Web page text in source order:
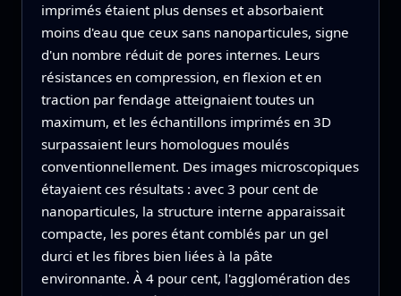
imprimés étaient plus denses et absorbaient
moins d'eau que ceux sans nanoparticules, signe
d'un nombre réduit de pores internes. Leurs
résistances en compression, en flexion et en
traction par fendage atteignaient toutes un
maximum, et les échantillons imprimés en 3D
surpassaient leurs homologues moulés
conventionnellement. Des images microscopiques
étayaient ces résultats : avec 3 pour cent de
nanoparticules, la structure interne apparaissait
compacte, les pores étant comblés par un gel
durci et les fibres bien liées à la pâte
environnante. À 4 pour cent, l'agglomération des